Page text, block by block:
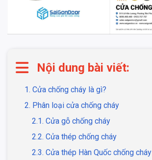
Nội dung bài viết:
1. Cửa chống cháy là gì?
2. Phân loại cửa chống cháy
2.1. Cửa gỗ chống cháy
2.2. Cửa thép chống cháy
2.3. Cửa thép Hàn Quốc chống cháy